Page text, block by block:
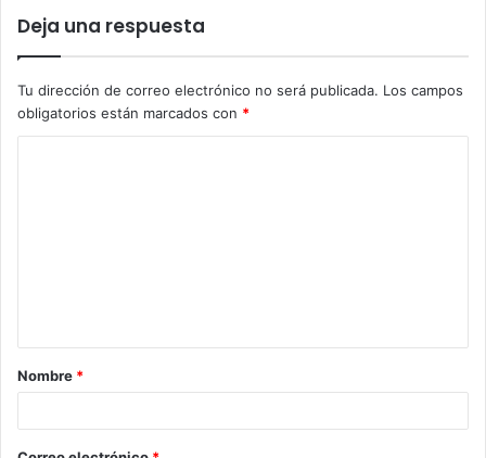
Deja una respuesta
Tu dirección de correo electrónico no será publicada. Los campos
obligatorios están marcados con *
a
r
Nombre *